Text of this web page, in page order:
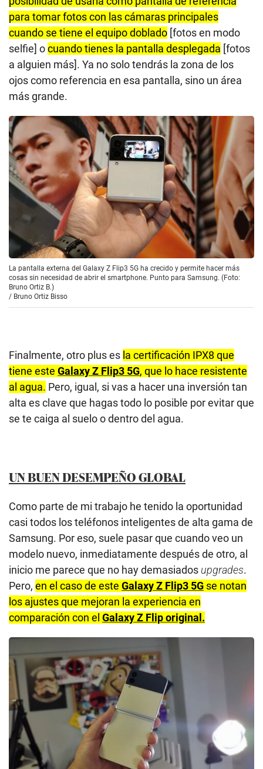
para tomar fotos con las cámaras principales
cuando se tiene el equipo doblado [fotos en modo
selfie] ocuando tienes la pantalla desplegada [fotos
a alguien más]. Ya no solo tendrás la zona de los
ojos como referencia en esa pantalla, sino un área
más grande.
La pantalla externa del Galaxy Z Flip3 5G ha crecido y permite hacer más
cosas sin necesidad de abrir el smartphone. Punto para Samsung. (Foto:
Bruno Ortiz B.)
/ Bruno Ortiz Bisso
Finalmente, otro plus es la certificación IPX8 que
tiene este Galaxy Z Flip3 5G, que lo hace resistente
al agua. Pero, igual, si vas a hacer una inversión tan
alta es clave que hagas todo lo posible por evitar que
se te caiga al suelo o dentro del agua.
UN BUEN DESEMPEÑO GLOBAL
Como parte de mi trabajo he tenido la oportunidad
casi todos los teléfonos inteligentes de alta gama de
Samsung. Por eso, suele pasar que cuando veo un
modelo nuevo, inmediatamente después de otro, al
inicio me parece que no hay demasiados upgrades.
Pero, en el caso de este Galaxy Z Flip3 5G se notan
los ajustes que mejoran la experiencia en
comparación con el Galaxy Z Flip original.